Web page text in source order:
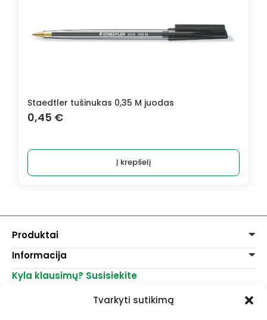
Tvarkyti sutikimą
Staedtler tušinukas 0,35 M juodas
0,45 €
Į krepšelį
Produktai
Dažai
Dekoravimui
Lakai, skiedikliai
Informacija
Pirkimo taisyklės
Kyla klausimų? Susisiekite
info@menomuza.lt